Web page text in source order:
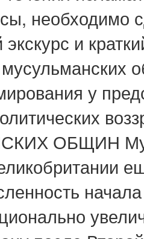
необходимо
экскурс и
у
ОБЩИН